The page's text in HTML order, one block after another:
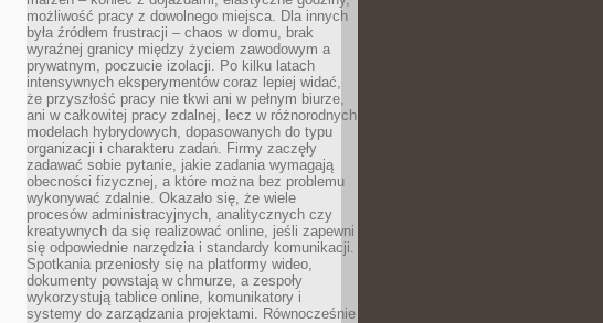
możliwość pracy z dowolnego miejsca. Dla innych
była źródłem frustracji – chaos w domu, brak
wyraźnej granicy między życiem zawodowym a
prywatnym, poczucie izolacji. Po kilku latach
intensywnych eksperymentów coraz lepiej widać,
że przyszłość pracy nie tkwi ani w pełnym biurze,
ani w całkowitej pracy zdalnej, lecz w różnorodnych
modelach hybrydowych, dopasowanych do typu
organizacji i charakteru zadań. Firmy zaczęły
zadawać sobie pytanie, jakie zadania wymagają
obecności fizycznej, a które można bez problemu
wykonywać zdalnie. Okazało się, że wiele
procesów administracyjnych, analitycznych czy
kreatywnych da się realizować online, jeśli zapewni
się odpowiednie narzędzia i standardy komunikacji.
Spotkania przeniosły się na platformy wideo,
dokumenty powstają w chmurze, a zespoły
wykorzystują tablice online, komunikatory i
systemy do zarządzania projektami. Równocześnie